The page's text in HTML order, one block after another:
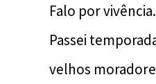
Falo por vivência.
Passei
velhos